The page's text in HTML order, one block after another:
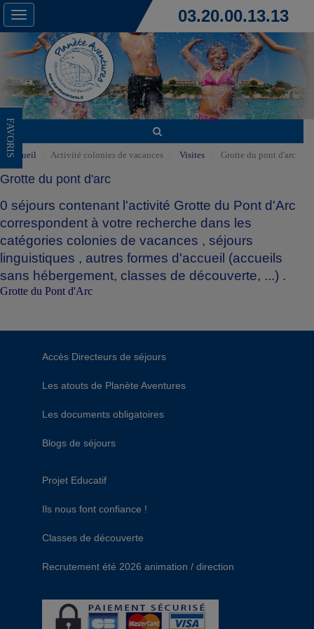
Toggle
navigation
03.20.00.13.13
FAVORIS
Accueil Activité colonies de vacances Visites Grotte du pont d'arc
Grotte du pont d'arc
0 séjours contenant l'activité Grotte du Pont d'Arc
correspondent à votre recherche dans les
catégories colonies de vacances , séjours
linguistiques , autres formes d'accueil (accueils
sans hébergement, classes de découverte, ...) .
Grotte du Pont d'Arc
Accès Directeurs de séjours
Les atouts de Planète Aventures
Les documents obligatoires
Blogs de séjours
Projet Educatif
Ils nous font confiance !
Classes de découverte
Recrutement été 2026 animation / direction